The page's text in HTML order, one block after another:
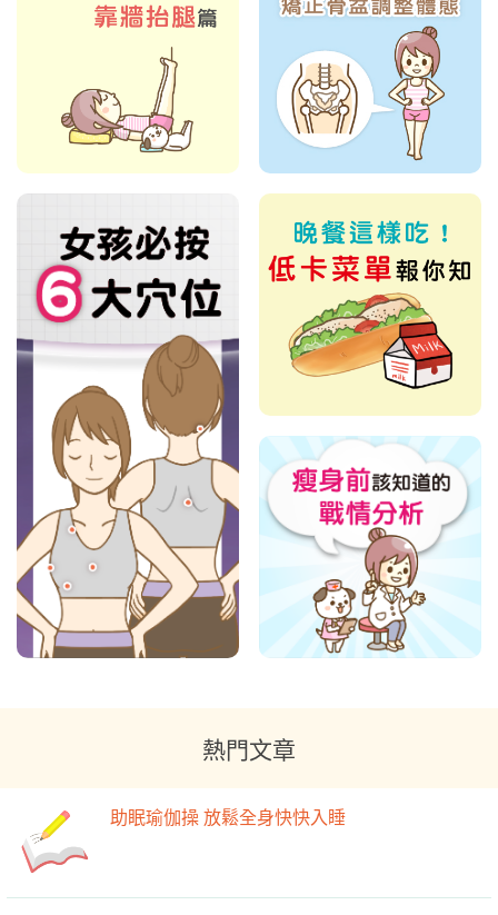
熱門文章
助眠瑜伽操 放鬆全身快快入睡